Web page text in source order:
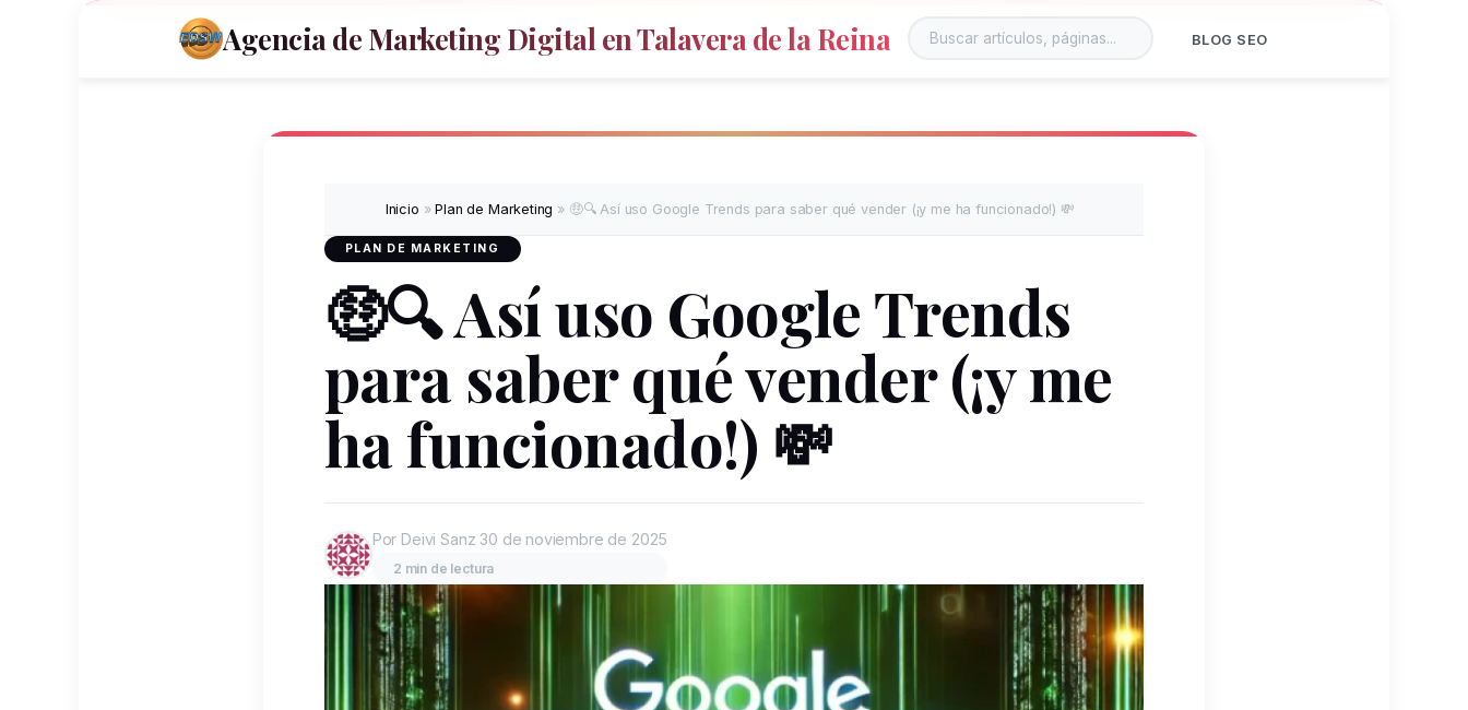
Agencia de Marketing Digital en Talavera de la Reina BLOG SEO
Inicio »Plan de Marketing » 🤑🔍 Así uso Google Trends para saber qué vender (¡y me ha funcionado!) 💸
PLAN DE MARKETING
🤑🔍 Así uso Google Trends
para saber qué vender (¡y me
ha funcionado!) 💸
Por Deivi Sanz 30 de noviembre de 2025
2 min de lectura